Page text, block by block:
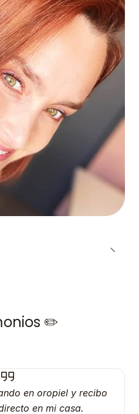
✏️
en oropiel y recibo
en mi casa.